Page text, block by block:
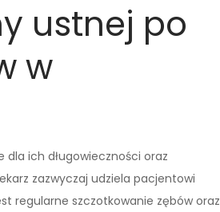
ustnej po
w
ich długowieczności oraz
zazwyczaj udziela pacjentowi
regularne szczotkowanie zębów oraz